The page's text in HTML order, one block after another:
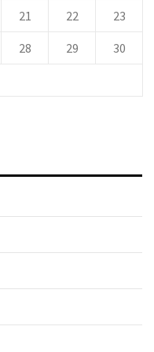
21 22 23
28 29 30